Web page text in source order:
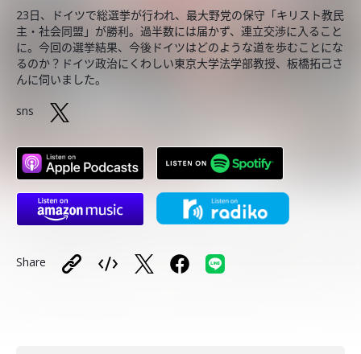
23日、ドイツで総選挙が行われ、最大野党の保守「キリスト教民
主・社会同盟」が勝利。過半数には届かず、連立交渉に入ること
に。今回の選挙結果、今後ドイツはどのような道を歩むことにな
るのか？ドイツ政治にくわしい東京大学法学部教授、板橋拓己さ
んに伺いました。
sns
Share